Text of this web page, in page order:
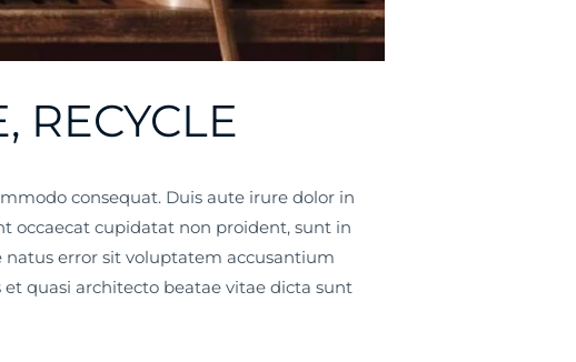
RECYCLE
consequat. Duis aute irure dolor in
occaecat cupidatat non proident, sunt in
error sit voluptatem accusantium
quasi architecto beatae vitae dicta sunt